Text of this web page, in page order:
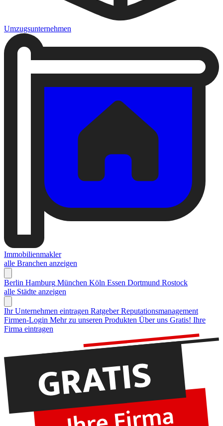
Umzugsunternehmen
Immobilienmakler
alle Branchen anzeigen
Berlin Hamburg München Köln Essen Dortmund Rostock
alle Städte anzeigen
Ihr Unternehmen eintragen Ratgeber Reputationsmanagement
Firmen-Login Mehr zu unseren Produkten Über uns Gratis! Ihre
Firma eintragen